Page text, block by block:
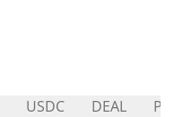
USDC DEAL